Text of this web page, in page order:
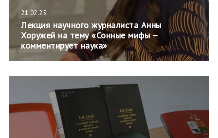
21.02.25
Лекция научного журналиста Анны
Хоружей на тему «Сонные мифы –
комментирует наука»